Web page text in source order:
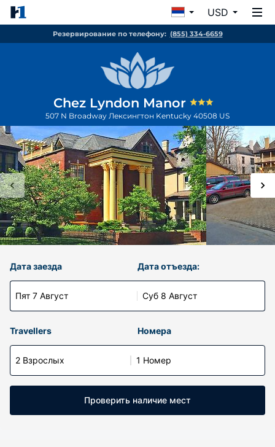
USD
Резервирование по телефону: (855) 334-6659
Chez Lyndon Manor
507 N Broadway Лексингтон Kentucky 40508 US
Дата заезда
Пят 7 Август
Дата отъезда:
Суб 8 Август
Travellers Номера
2 Взрослых 1 Номер
Проверить наличие мест